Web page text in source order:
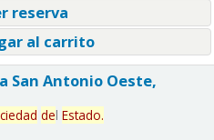
reserva
al carrito
San Antonio Oeste,
del Estado.